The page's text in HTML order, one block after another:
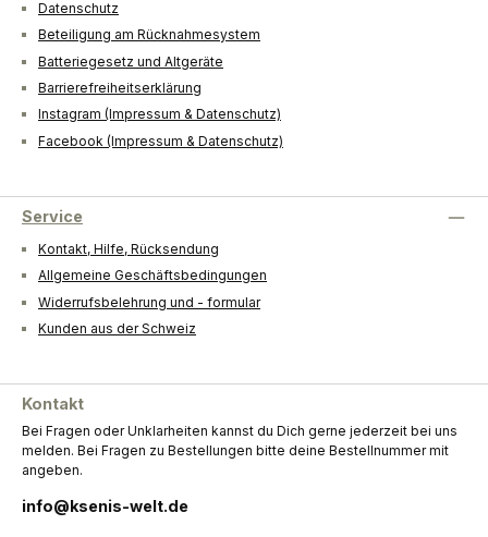
Datenschutz
Beteiligung am Rücknahmesystem
Batteriegesetz und Altgeräte
Barrierefreiheitserklärung
Instagram (Impressum & Datenschutz)
Facebook (Impressum & Datenschutz)
Service
Kontakt, Hilfe, Rücksendung
Allgemeine Geschäftsbedingungen
Widerrufsbelehrung und - formular
Kunden aus der Schweiz
Kontakt
Bei Fragen oder Unklarheiten kannst du Dich gerne jederzeit bei uns
melden. Bei Fragen zu Bestellungen bitte deine Bestellnummer mit
angeben.
info@ksenis-welt.de